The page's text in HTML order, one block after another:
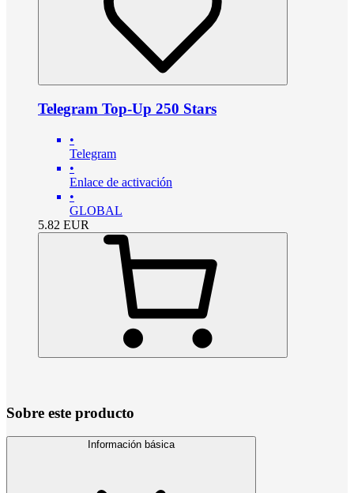
Telegram Top-Up 250 Stars
•
Telegram
•
Enlace de activación
•
GLOBAL
5.82 EUR
Sobre este producto
Información básica